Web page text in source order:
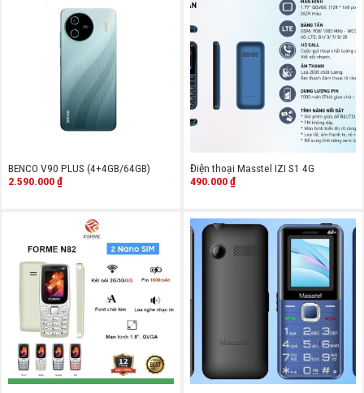
BENCO V90 PLUS (4+4GB/64GB)
2.590.000₫
Điện thoại Masstel IZI S1 4G
490.000₫